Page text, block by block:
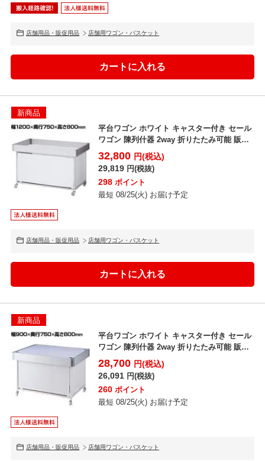
店舗用品・販促用品 店舗用ワゴン・バスケット
新商品
平台ワゴン ホワイト キャスター付き セール
ワゴン 陳列什器 2way 折りたたみ可能 販売
台 店舗...
32,800 円(税込)
29,819 円(税抜)
298 ポイント
最短 08/25(火) お届け予定
店舗用品・販促用品 店舗用ワゴン・バスケット
新商品
平台ワゴン ホワイト キャスター付き セール
ワゴン 陳列什器 2way 折りたたみ可能 販売
台 店舗...
28,700 円(税込)
26,091 円(税抜)
260 ポイント
最短 08/25(火) お届け予定
店舗用品・販促用品 店舗用ワゴン・バスケット